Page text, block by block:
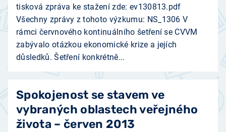
tisková zpráva ke stažení zde: ev130813.pdf
Všechny zprávy z tohoto výzkumu: NS_1306 V
rámci červnového kontinuálního šetření se CVVM
zabývalo otázkou ekonomické krize a jejích
důsledků. Šetření konkrétně...
Spokojenost se stavem ve
vybraných oblastech veřejného
života – červen 2013